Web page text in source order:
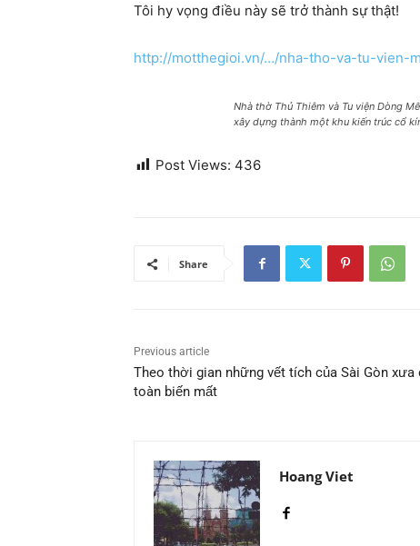
Tôi hy vọng điều này sẽ trở thành sự thật!
http://motthegioi.vn/…/nha-tho-va-tu-vien-
Nhà thờ Thủ Thiêm và Tu viện Dòng
xây dựng thành một khu kiến trúc cổ
Post Views: 436
Share
Previous article
Theo thời gian những vết tích của Sài Gòn
toàn biến mất
Hoang Viet